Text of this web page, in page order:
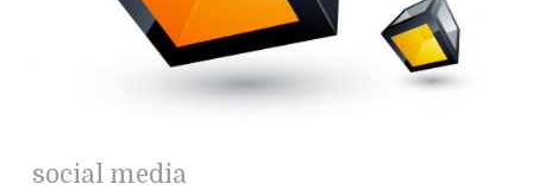
social media